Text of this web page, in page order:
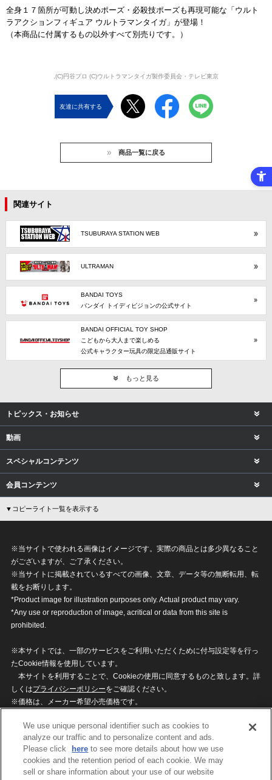
全身１７箇所が可動し決めポーズ・必殺技ポーズも再現可能な「ウルト
ラアクションフィギュア ウルトラマンタイガ」が登場！
（本商品に付属するもの以外すべて別売りです。）
,(C)円谷プロ (C)ウルトラマンタイガ製作委員会・テレビ東京
友達に共有する
商品一覧に戻る
関連サイト
TSUBURAYA STATION WEB
ULTRAMAN
BANDAI TOYS
バンダイ トイディビジョンの公式サイト
BANDAI OFFICIAL TOY SHOP
こどもから大人まで楽しめる
公式キャラクター玩具の限定品通販サイト
もっと見る
トピックス・お知らせ
動画
スペシャルコンテンツ
会員コンテンツ
▼コピーライト一覧を表示する
※当サイトで使われる画像はイメージです。実際の商品とは多少異なること
がございますが、ご了承ください。
※当サイトに掲載されているすべての画像、文章、データ等の無断転用、転
載をお断りします。
*Product image for illustration purposes only. Actual product may vary.
*Any use or reproduction of image, acritical or data from this site is
prohibited.
※本サイトでは、一部のサービスをご利用いただくために付与設定等を行っ
たCookie情報を使用しています。
本サイトを利用することで、Cookieの使用に同意するものと致します。詳
しくはプライバシーポリシーをご確認ください。
※価格は、メーカー希望小売価格です。
ざいますのでご了承ください。
privacypolicy
Do Not Sell or Share My
Personal Information
We use unique personal identifier such as cookies to
analyze our traffic and to personalize content and ads.
Please click
here to see more details about how we use
cookies and the retention period of each cookie. We may
sell or share information about your use of our website